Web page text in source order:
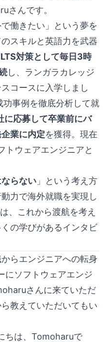
さんです。
働きたい」という夢を
スキルと英語力を武器
対策として毎日3時
し、ランガラカレッジ
コースに入学しまし
事例を徹底分析して就
に応募して卒業前にバ
業に内定を獲得。現在
トウェアエンジニアと
らない 」という考え方
力で海外就職を実現し
、これから渡航を考え
の学びがあるインタビ
らエンジニアへの転身
にソフトウェアエンジ
さんに来ていただ
教えていただいてもい
ちは、Tomoharuで